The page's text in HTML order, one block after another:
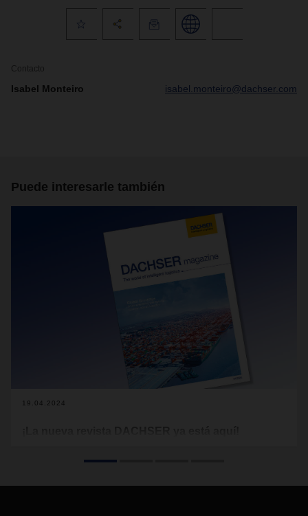
Contacto
Isabel Monteiro isabel.monteiro@dachser.com
Puede interesarle también
19.04.2024